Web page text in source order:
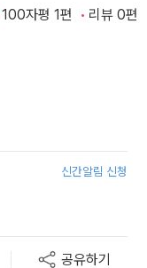
100자평 1편 리뷰 0편
신간알림 신청
공유하기